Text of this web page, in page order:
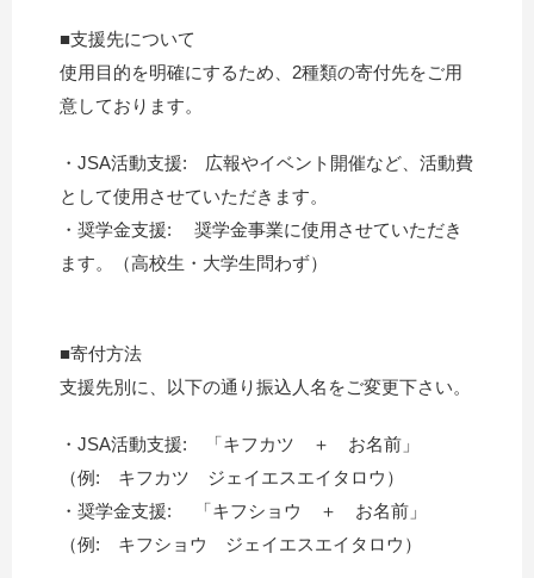
■支援先について
使用目的を明確にするため、2種類の寄付先をご用
意しております。
・JSA活動支援: 広報やイベント開催など、活動費
として使用させていただきます。
・奨学金支援: 奨学金事業に使用させていただき
ます。（高校生・大学生問わず）
■寄付方法
支援先別に、以下の通り振込人名をご変更下さい。
・JSA活動支援: 「キフカツ ＋ お名前」
（例: キフカツ ジェイエスエイタロウ）
・奨学金支援: 「キフショウ ＋ お名前」
（例: キフショウ ジェイエスエイタロウ）